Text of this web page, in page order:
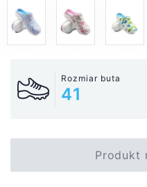
Rozmiar buta
41
Produkt